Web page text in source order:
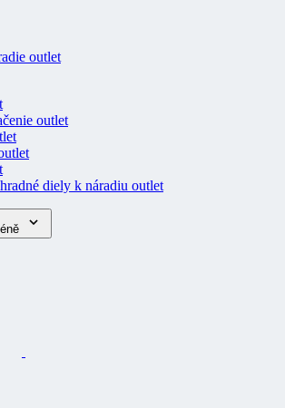
outlet
outlet
diely k náradiu outlet